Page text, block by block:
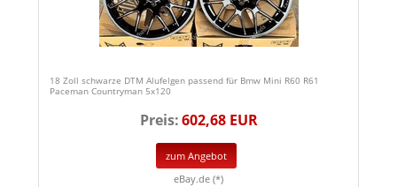
18 Zoll schwarze DTM Alufelgen passend für Bmw Mini R60 R61
Paceman Countryman 5x120
Preis:602,68 EUR
zum Angebot
eBay.de (*)